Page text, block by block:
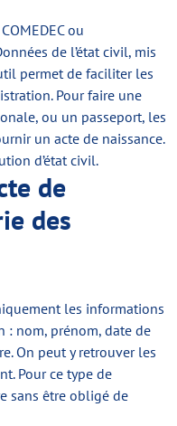
ou
de l’état civil, mis
permet de faciliter les
Pour faire une
ou un passeport, les
un acte de naissance.
d’état civil.
de
des
les informations
: nom, prénom, date de
On peut y retrouver les
Pour ce type de
sans être obligé de